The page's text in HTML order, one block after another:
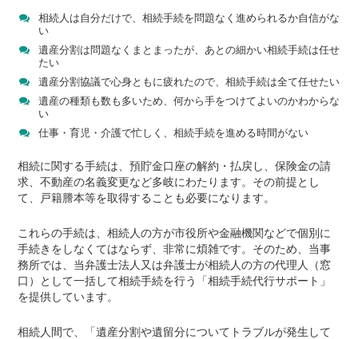
相続人は自分だけで、相続手続を問題なく進められるか自信がな
い
遺産分割は問題なくまとまったが、あとの細かい相続手続は任せ
たい
遺産分割協議で心身ともに疲れたので、相続手続は全て任せたい
遺産の種類も数も多いため、何から手をつけてよいのかわからな
い
仕事・育児・介護で忙しく、相続手続を進める時間がない
相続に関する手続は、預貯金口座の解約・払戻し、保険金の請
求、不動産の名義変更など多岐にわたります。その前提とし
て、戸籍謄本等を取得することも必要になります。
これらの手続は、相続人の方が市役所や金融機関などで個別に
手続きをしなくてはならず、非常に煩雑です。そのため、当事
務所では、当弁護士法人又は弁護士が相続人の方の代理人（窓
口）として一括して相続手続を行う「相続手続代行サポート」
を提供しています。
相続人間で、「遺産分割や遺留分についてトラブルが発生して